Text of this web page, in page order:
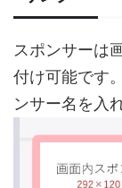
スポンサーは
付け可能です
ンサー名を入